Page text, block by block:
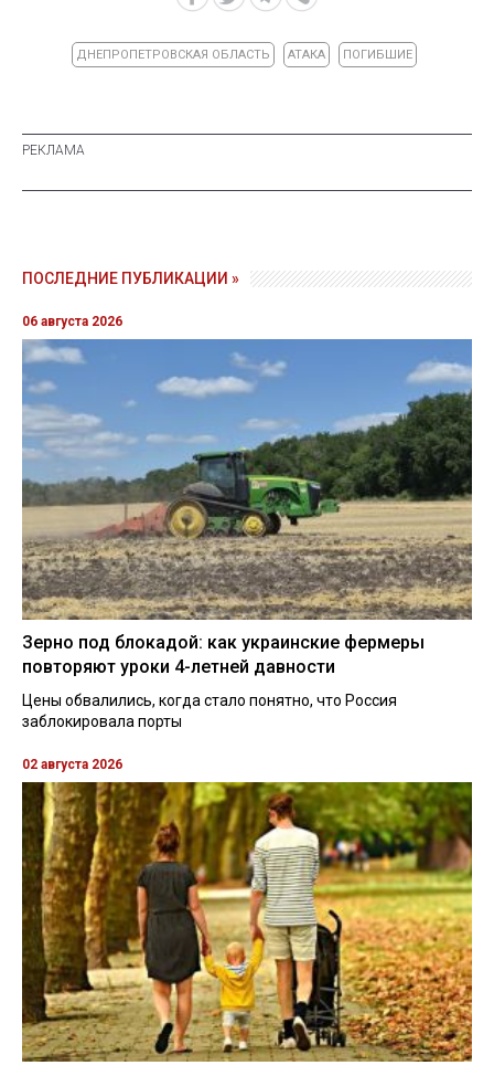
ДНЕПРОПЕТРОВСКАЯ ОБЛАСТЬ АТАКА ПОГИБШИЕ
ПОСЛЕДНИЕ ПУБЛИКАЦИИ »
06 августа 2026
Зерно под блокадой: как украинские фермеры
повторяют уроки 4-летней давности
Цены обвалились, когда стало понятно, что Россия
заблокировала порты
02 августа 2026